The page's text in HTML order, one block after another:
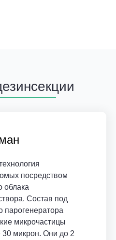
посредством
облака
Состав под
парогенератора
микрочастицы
микрон. Они до 2